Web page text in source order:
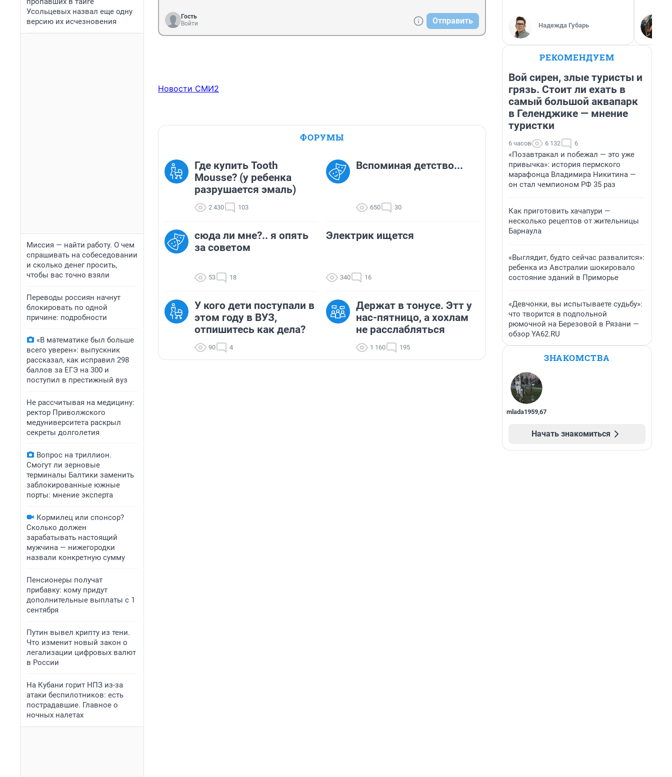
Усольцевых назвал еще одну
версию их исчезновения
Миссия — найти работу. О чем
спрашивать на собеседовании
и сколько денег просить,
чтобы вас точно взяли
Переводы россиян начнут
блокировать по одной
причине: подробности
«В математике был больше
всего уверен»: выпускник
рассказал, как исправил 298
баллов за ЕГЭ на 300 и
поступил в престижный вуз
Не рассчитывая на медицину:
ректор Приволжского
медуниверситета раскрыл
секреты долголетия
Вопрос на триллион.
Смогут ли зерновые
терминалы Балтики заменить
заблокированные южные
порты: мнение эксперта
Кормилец или спонсор?
Сколько должен
зарабатывать настоящий
мужчина — нижегородки
назвали конкретную сумму
Пенсионеры получат
прибавку: кому придут
дополнительные выплаты с 1
сентября
Путин вывел крипту из тени.
Что изменит новый закон о
легализации цифровых валют
в России
На Кубани горит НПЗ из-за
атаки беспилотников: есть
пострадавшие. Главное о
ночных налетах
Гость
Войти
Отправить
Новости СМИ2
ФОРУМЫ
Где купить Tooth
Mousse? (у ребенка
разрушается эмаль)
2 430 103
Вспоминая детство...
650 30
сюда ли мне?.. я опять
за советом
53 18
Электрик ищется
340 16
У кого дети поступали в
этом году в ВУЗ,
отпишитесь как дела?
90 4
Держат в тонусе. Этт у
нас-пятницо, а хохлам
не расслабляться
1 160 195
Надежда Губарь
РЕКОМЕНДУЕМ
Вой сирен, злые туристы и
грязь. Стоит ли ехать в
самый большой аквапарк
в Геленджике — мнение
туристки
6 часов 6 132 6
«Позавтракал и побежал — это уже
привычка»: история пермского
марафонца Владимира Никитина —
он стал чемпионом РФ 35 раз
Как приготовить хачапури —
несколько рецептов от жительницы
Барнаула
«Выглядит, будто сейчас развалится»:
ребенка из Австралии шокировало
состояние зданий в Приморье
«Девчонки, вы испытываете судьбу»:
что творится в подпольной
рюмочной на Березовой в Рязани —
обзор YA62.RU
ЗНАКОМСТВА
mlada1959,67
Начать знакомиться